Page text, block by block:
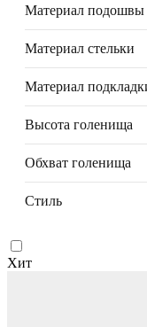
Материал подошвы
Материал стельки
Материал
Высота голенища
Обхват голенища
Стиль
Хит